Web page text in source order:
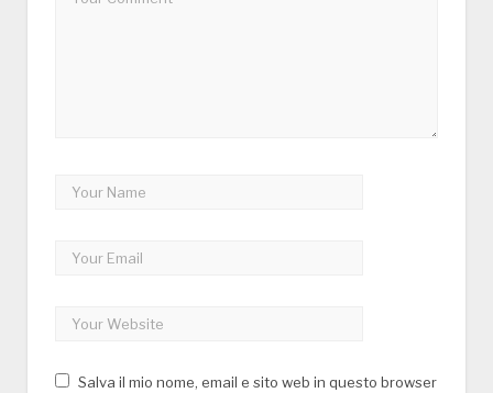
Salva il mio nome, email e sito web in questo browser